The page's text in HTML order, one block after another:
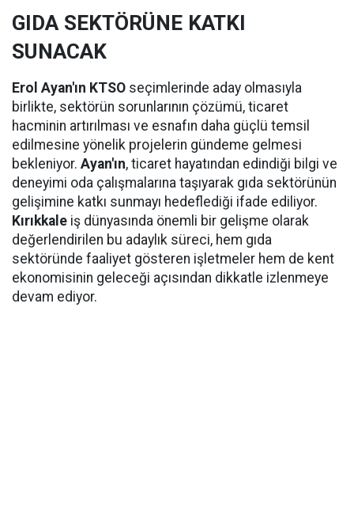
GIDA SEKTÖRÜNE KATKI
SUNACAK
Erol Ayan'ın KTSO seçimlerinde aday olmasıyla
birlikte, sektörün sorunlarının çözümü, ticaret
hacminin artırılması ve esnafın daha güçlü temsil
edilmesine yönelik projelerin gündeme gelmesi
bekleniyor. Ayan'ın, ticaret hayatından edindiği bilgi ve
deneyimi oda çalışmalarına taşıyarak gıda sektörünün
gelişimine katkı sunmayı hedeflediği ifade ediliyor.
Kırıkkale iş dünyasında önemli bir gelişme olarak
değerlendirilen bu adaylık süreci, hem gıda
sektöründe faaliyet gösteren işletmeler hem de kent
ekonomisinin geleceği açısından dikkatle izlenmeye
devam ediyor.